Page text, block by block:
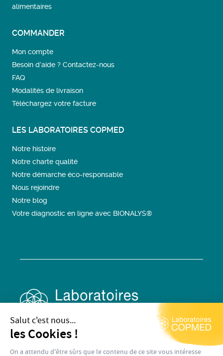
Salut c'est nous...
les Cookies !
On a attendu d'être sûrs que le contenu de ce site vous intéresse
alimentaires
COMMANDER
Mon compte
Besoin d’aide ? Contactez-nous
FAQ
Modalités de livraison
Téléchargez votre facture
LES LABORATOIRES COPMED
Notre histoire
Notre charte qualité
Notre démarche éco-responsable
Nous rejoindre
Notre blog
Votre diagnostic en ligne avec BIONALYS®